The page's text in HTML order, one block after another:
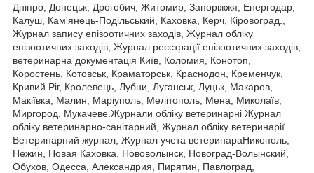
Дніпро, Донецьк, Дрогобич, Житомир, Запоріжжя, Енергодар,
Калуш, Кам'янець-Подільський, Каховка, Керч, Кіровоград.,
Журнал запису епізоотичних заходів, Журнал обліку
епізоотичних заходів, Журнал реєстрації епізоотичних заходів,
ветеринарна документація Київ, Коломия, Конотоп,
Коростень, Котовськ, Краматорськ, Краснодон, Кременчук,
Кривий Ріг, Кролевець, Лубни, Луганськ, Луцьк, Макаров,
Макіївка, Малин, Маріуполь, Мелітополь, Мена, Миколаїв,
Миргород, Мукачеве.Журнали обліку ветеринарні Журнал
обліку ветеринарно-санітарний, Журнал обліку ветеринарії
Ветеринарний журнал, Журнал учета ветеринараНикополь,
Нежин, Новая Каховка, Нововолынск, Новоград-Волынский,
Обухов, Одесса, Александрия, Пирятин, Павлоград,